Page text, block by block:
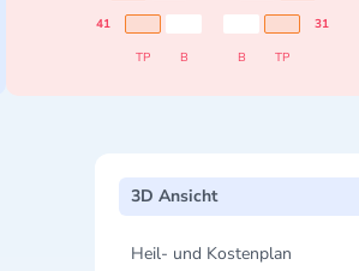
41
31
TP
B B TP
3D Ansicht
Heil- und Kostenplan